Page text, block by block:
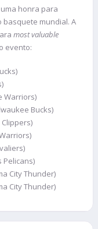
uma honra para
basquete mundial. A
most valuable
evento:
Warriors)
Bucks)
Pelicans)
City Thunder)
City Thunder)